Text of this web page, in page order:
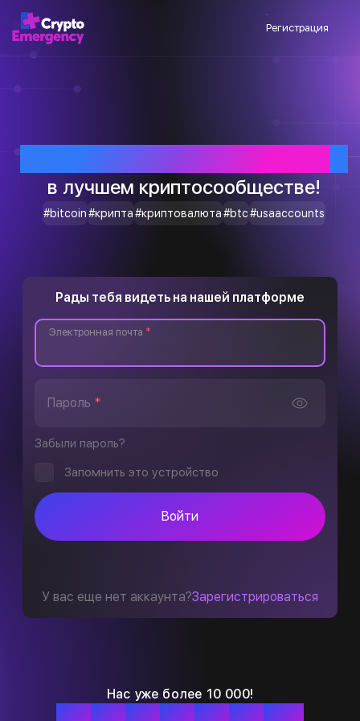
Регистрация
в лучшем криптосообществе!
#bitcoin#крипта#криптовалюта#btc#usaaccounts
Нас уже более 10 000!
Рады тебя видеть на нашей платформе
Электронная почта *
Пароль *
Забыли пароль?
Запомнить это устройство
Войти
У вас еще нет аккаунта?Зарегистрироваться